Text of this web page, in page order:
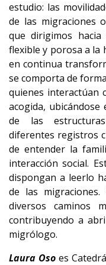
estudio: las
de las migraciones
que dirigimos
flexible y porosa a la
en continua
se comporta de
quienes interactúan
acogida, ubicándose
de las
diferentes registros
de entender la
interacción social.
dispongan a leerlo
de las
diversos caminos
contribuyendo a
migrólogo.
Laura Oso es